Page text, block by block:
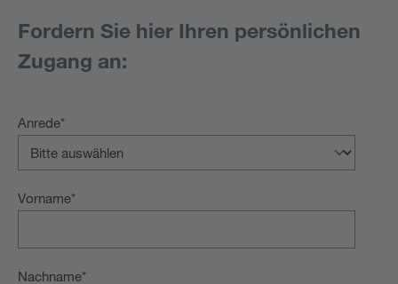
Fordern Sie hier Ihren persönlichen
Zugang an:
Anrede*
Vorname*
Nachname*